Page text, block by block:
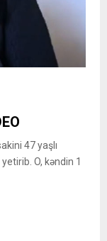
47 yaşlı
O, kəndin 1